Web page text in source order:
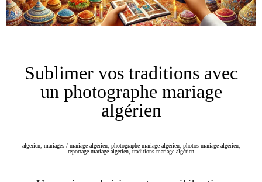
Sublimer vos traditions avec
un photographe mariage
algérien
algerien, mariages / mariage algérien, photographe mariage algérien, photos mariage algérien,
reportage mariage algérien, traditions mariage algérien